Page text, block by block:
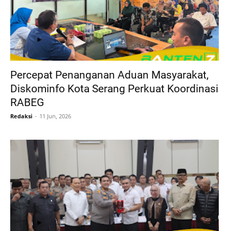
Percepat Penanganan Aduan Masyarakat,
Diskominfo Kota Serang Perkuat Koordinasi
RABEG
Redaksi 11 Jun, 2026